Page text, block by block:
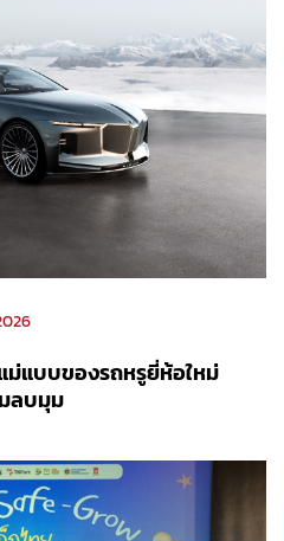
ม่แบบของรถหรูยี่ห้อใหม่
ลบมุม